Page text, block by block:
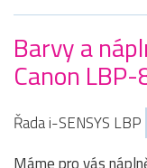
Barvy a
Canon LBP-
Řada i-SENSYS LBP
Máme pro vás